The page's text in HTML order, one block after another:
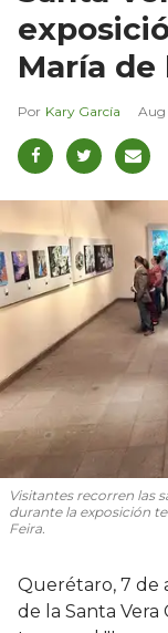
María de
Kary García Aug
Visitantes recorren las
durante la exposición
Feira.
Querétaro, 7 de
de la Santa